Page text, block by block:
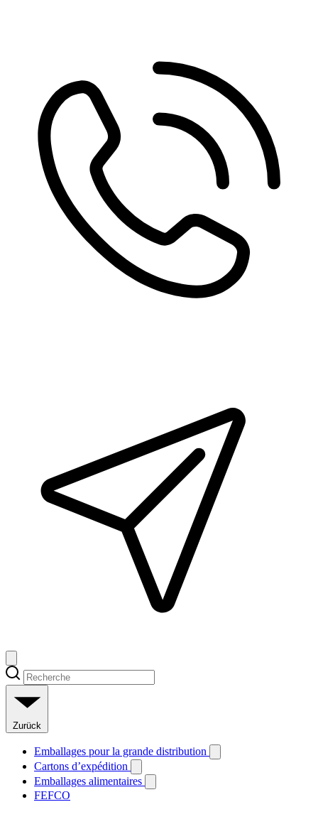
Zurück
Emballages pour la grande distribution
Cartons d’expédition
Emballages alimentaires
FEFCO